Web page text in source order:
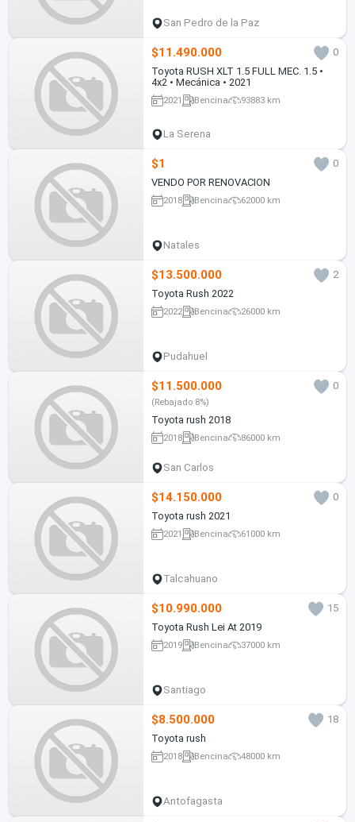
San Pedro de la Paz
$11.490.000
0
Toyota RUSH XLT 1.5 FULL MEC. 1.5 •
4x2 • Mecánica • 2021
2021 Bencina 93883 km
La Serena
$1
0
VENDO POR RENOVACION
2018 Bencina 62000 km
Natales
$13.500.000
2
Toyota Rush 2022
2022 Bencina 26000 km
Pudahuel
$11.500.000 0
(Rebajado 8%)
Toyota rush 2018
2018 Bencina 86000 km
San Carlos
$14.150.000
0
Toyota rush 2021
2021 Bencina 61000 km
Talcahuano
$10.990.000
15
Toyota Rush Lei At 2019
2019 Bencina 37000 km
Santiago
$8.500.000
18
Toyota rush
2018 Bencina 48000 km
Antofagasta